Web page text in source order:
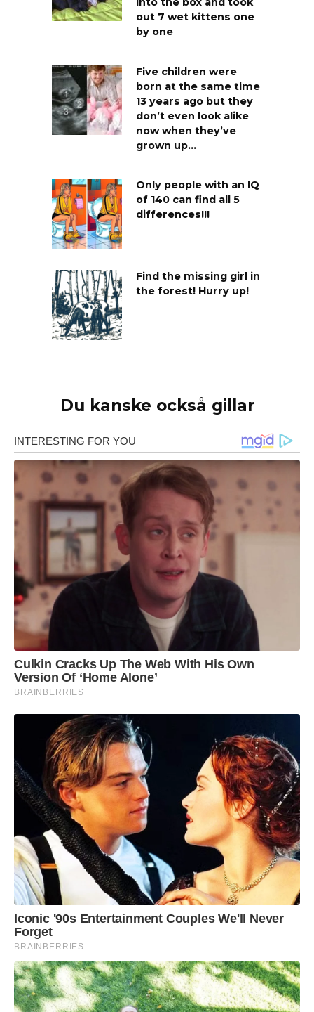
out 7 wet kittens one
by one
Five children were
born at the same time
13 years ago but they
don’t even look alike
now when they’ve
grown up…
Only people with an IQ
of 140 can find all 5
differences!!!
Find the missing girl in
the forest! Hurry up!
Du kanske också gillar